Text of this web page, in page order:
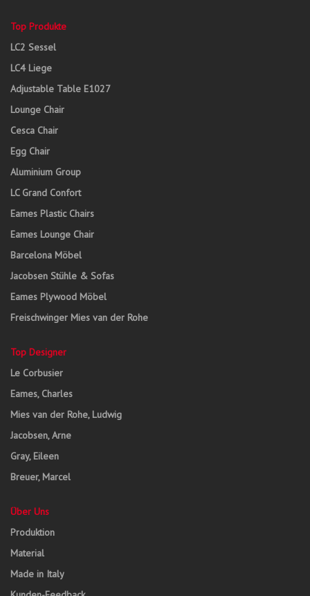
Top Produkte
LC2 Sessel
LC4 Liege
Adjustable Table E1027
Lounge Chair
Cesca Chair
Egg Chair
Aluminium Group
LC Grand Confort
Eames Plastic Chairs
Eames Lounge Chair
Barcelona Möbel
Jacobsen Stühle & Sofas
Eames Plywood Möbel
Freischwinger Mies van der Rohe
Top Designer
Le Corbusier
Eames, Charles
Mies van der Rohe, Ludwig
Jacobsen, Arne
Gray, Eileen
Breuer, Marcel
Über Uns
Produktion
Material
Made in Italy